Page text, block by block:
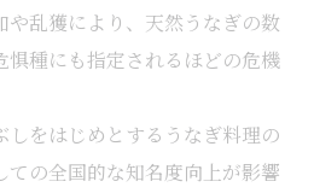
や乱獲により、天然うなぎの数
惧種にも指定されるほどの危機
しをはじめとするうなぎ料理の
ての全国的な知名度向上が影響